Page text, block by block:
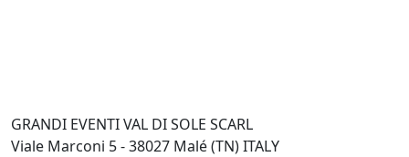
GRANDI EVENTI VAL DI SOLE SCARL
Viale Marconi 5 - 38027 Malé (TN) ITALY